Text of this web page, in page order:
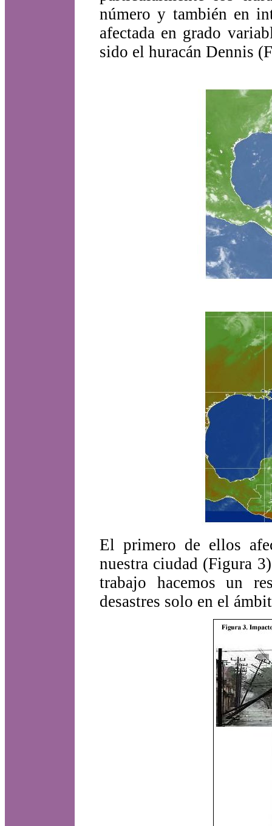
número y también en
afectada en grado
sido el huracán Dennis
El primero de ellos
nuestra ciudad (Figura
trabajo hacemos un
desastres solo en el